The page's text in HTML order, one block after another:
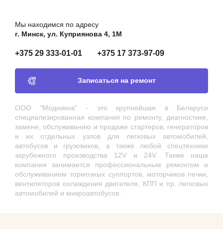
Мы находимся по адресу
г. Минск, ул. Куприянова 4, 1М
+375 29 333-01-01 +375 17 373-97-09
Записаться на ремонт
ООО "Модников" - это крупнейшая в Беларуси
специализированная компания по ремонту, диагностике,
замене, обслуживанию и продаже стартеров, генераторов
и их отдельных узлов для легковых автомобилей,
автобусов и грузовиков, а также любой спецтехники
зарубежного производства 12V и 24V. Также наша
компания занимается профессиональным ремонтом и
обслуживанием тормозных суппортов, моторчиков печки,
вентиляторов охлаждения двигателя, КПП и пр. легковых
автомобилей и микроавтобусов.